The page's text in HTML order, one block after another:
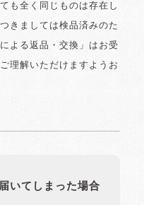
も全く同じものは存在し
きましては検品済みのた
よる返品・交換」はお受
理解いただけますようお
いてしまった場合